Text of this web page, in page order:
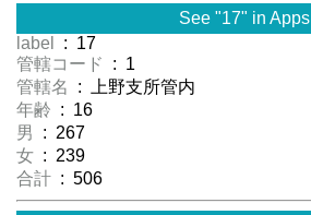
See "17" in Apps
label
: 17
管轄コード
: 1
管轄名
: 上野支所管内
年齢 : 16
男
: 267
女 : 239
合計 : 506